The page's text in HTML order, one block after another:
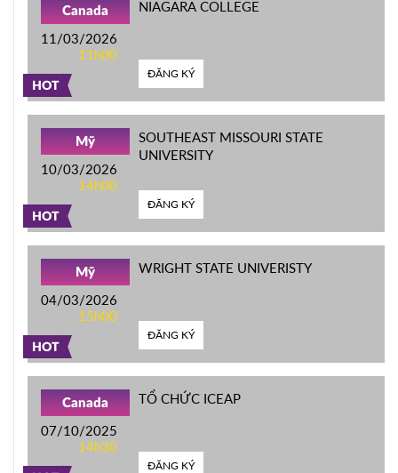
HOT
Canada
11/03/2026
11h00
NIAGARA COLLEGE
ĐĂNG KÝ
HOT
Mỹ
10/03/2026
14h00
SOUTHEAST MISSOURI STATE
UNIVERSITY
ĐĂNG KÝ
HOT
Mỹ
04/03/2026
15h00
WRIGHT STATE UNIVERISTY
ĐĂNG KÝ
Canada
07/10/2025
14h30
TỔ CHỨC ICEAP
ĐĂNG KÝ